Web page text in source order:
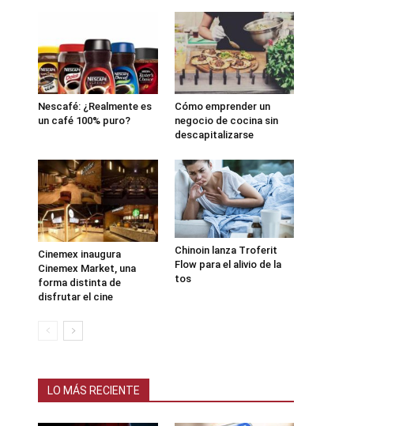
Nescafé: ¿Realmente es
un café 100% puro?
Cómo emprender un
negocio de cocina sin
descapitalizarse
Cinemex inaugura
Cinemex Market, una
forma distinta de
disfrutar el cine
Chinoin lanza Troferit
Flow para el alivio de la
tos
LO MÁS RECIENTE